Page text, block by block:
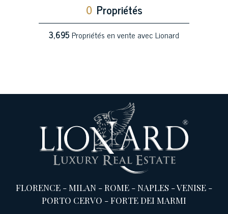
0 Propriétés
3,695Propriétés en vente avec Lionard
FLORENCE -MILAN -ROME -NAPLES -VENISE -
PORTO CERVO -FORTE DEI MARMI